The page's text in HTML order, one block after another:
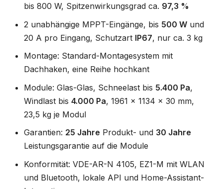
bis 800 W, Spitzenwirkungsgrad ca. 97,3 %
2 unabhängige MPPT-Eingänge, bis 500 W und
20 A pro Eingang, Schutzart IP67, nur ca. 3 kg
Montage: Standard-Montagesystem mit
Dachhaken, eine Reihe hochkant
Module: Glas-Glas, Schneelast bis 5.400 Pa,
Windlast bis 4.000 Pa, 1961 x 1134 x 30 mm,
23,5 kg je Modul
Garantien: 25 Jahre Produkt- und 30 Jahre
Leistungsgarantie auf die Module
Konformität: VDE-AR-N 4105, EZ1-M mit WLAN
und Bluetooth, lokale API und Home-Assistant-